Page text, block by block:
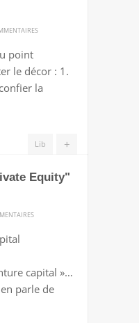
CONTENU
NUMÉRIQUE
LEÇONS
LOGICIEL
point
le décor : 1.
la
+
Lib
Equity"
EQUITY"
capital »…
parle de